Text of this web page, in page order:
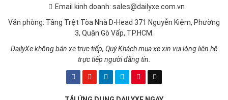
Email kinh doanh: sales@dailyxe.com.vn
Văn phòng: Tầng Trệt Tòa Nhà D-Head 371 Nguyễn Kiệm, Phường
3, Quận Gò Vấp, TP.HCM.
DailyXe không bán xe trực tiếp, Quý Khách mua xe xin vui lòng liên hệ
trực tiếp người đăng tin.